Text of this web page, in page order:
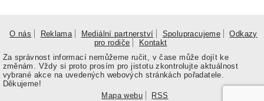
O nás Reklama Mediální partnerství Spolupracujeme
Odkazy
pro rodiče
Kontakt
Za správnost informací nemůžeme ručit, v čase může dojít ke
změnám. Vždy si proto prosím pro jistotu zkontrolujte aktuálnost
vybrané akce na uvedených webových stránkách pořadatele.
Děkujeme!
Mapa webu
RSS